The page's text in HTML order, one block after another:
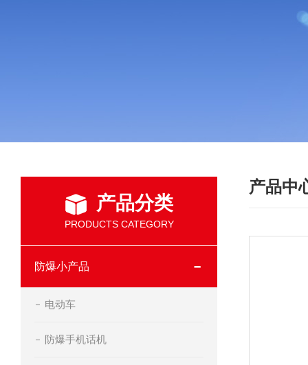
产品分类
PRODUCTS CATEGORY
防爆小产品
电动车
防爆手机话机
产品中